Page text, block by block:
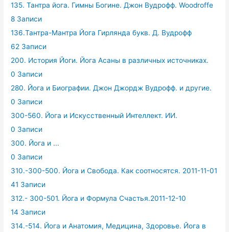
135. Тантра йога. Гимны Богине. Джон Вудрофф. Woodroffe
8 Записи
136.Тантра-Мантра Йога Гирлянда букв. Д. Вудрофф
62 Записи
200. История Йоги. Йога Асаны в различных источниках.
0 Записи
280. Йога и Биографии. Джон Джордж Вудрофф. и другие.
0 Записи
300-560. Йога и Искусственный Интеллект. ИИ.
0 Записи
300. Йога и ...
0 Записи
310.-300-500. Йога и Свобода. Как соотносятся. 2011-11-01
41 Записи
312.- 300-501. Йога и Формула Счастья.2011-12-10
14 Записи
314.-514. Йога и Анатомия, Медицина, Здоровье. Йога в